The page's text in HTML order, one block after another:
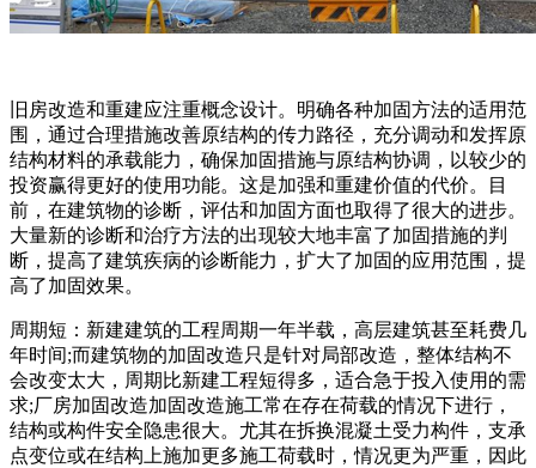
旧房改造和重建应注重概念设计。明确各种加固方法的适用范
围，通过合理措施改善原结构的传力路径，充分调动和发挥原
结构材料的承载能力，确保加固措施与原结构协调，以较少的
投资赢得更好的使用功能。这是加强和重建价值的代价。目
前，在建筑物的诊断，评估和加固方面也取得了很大的进步。
大量新的诊断和治疗方法的出现较大地丰富了加固措施的判
断，提高了建筑疾病的诊断能力，扩大了加固的应用范围，提
高了加固效果。
周期短：新建建筑的工程周期一年半载，高层建筑甚至耗费几
年时间;而建筑物的加固改造只是针对局部改造，整体结构不
会改变太大，周期比新建工程短得多，适合急于投入使用的需
求;厂房加固改造加固改造施工常在存在荷载的情况下进行，
结构或构件安全隐患很大。尤其在拆换混凝土受力构件，支承
点变位或在结构上施加更多施工荷载时，情况更为严重，因此